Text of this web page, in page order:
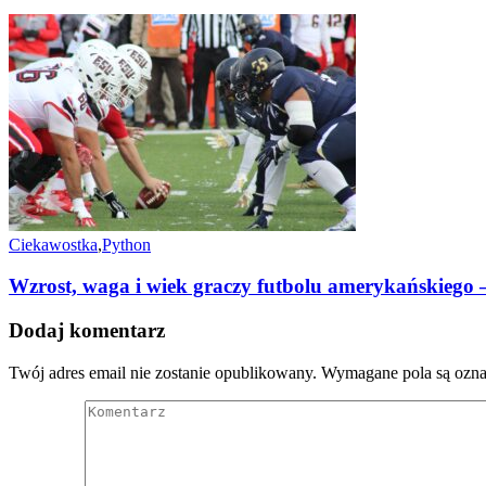
Ciekawostka,Python
Wzrost, waga i wiek graczy futbolu amerykańskiego
Dodaj komentarz
Twój adres email nie zostanie opublikowany. Wymagane pola są